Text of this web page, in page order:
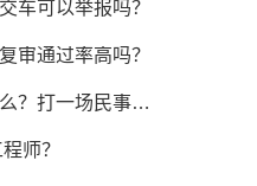
车可以举报吗？
审通过率高吗？
民事诉讼多少钱？
师？